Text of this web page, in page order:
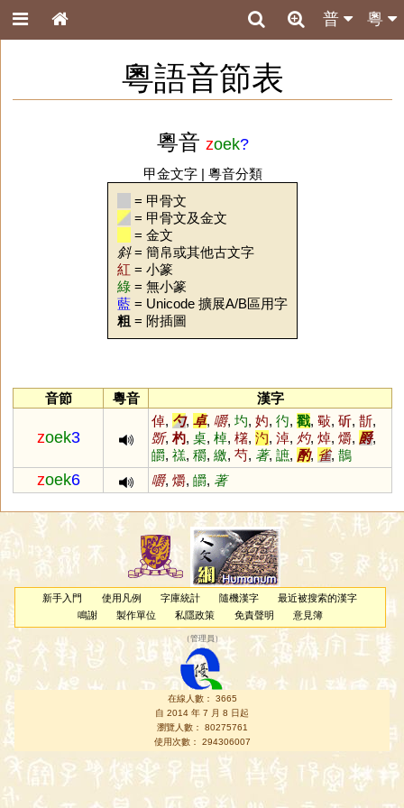
粵
普
粵語音節表
粵音 zoek?
甲金文字| 粵音分類
= 甲骨文
= 甲骨文及金文
= 金文
斜= 簡帛或其他古文字
紅 = 小篆
綠 = 無小篆
藍 = Unicode 擴展A/B區用字
粗 = 附插圖
音節 粵音 漢字
zoek3
倬, 勺, 卓, 嚼, 圴, 妁, 彴, 戳, 斀, 斫, 斮,
斲,杓, 桌, 棹, 櫡, 汋, 淖, 灼, 焯, 爝, 爵,
皭, 禚, 穱, 繳, 芍, 著, 謶, 酌, 雀, 鵲
zoek6 嚼, 爝, 皭, 著
新手入門 使用凡例 字庫統計 隨機漢字
最近被搜索的漢字
鳴謝
製作單位 私隱政策 免責聲明 意見簿
（管理員 ）
在線人數： 3665
自 2014 年 7 月 8 日起
瀏覽人數： 80275761
使用次數： 294306007